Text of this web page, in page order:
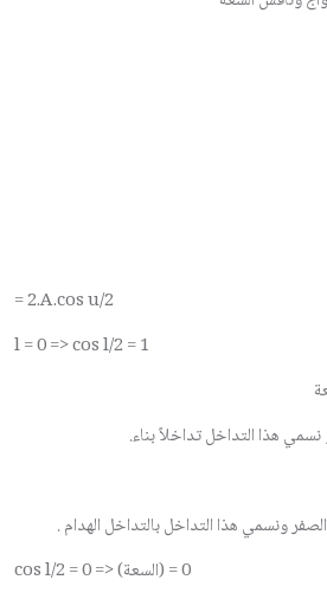
= 2.A.cos u/2
l = 0 => cos l/2 = 1
هذا التداخل تداخلاً بناء.
ونسمي هذا التداخل بالتداخل الهدام .
cos l/2 = 0 => (السعة) = 0